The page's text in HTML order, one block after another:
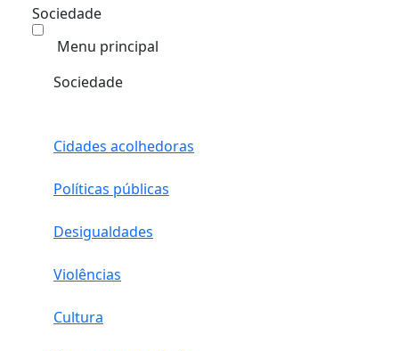
Sociedade
Menu principal
Sociedade
Cidades acolhedoras
Políticas públicas
Desigualdades
Violências
Cultura